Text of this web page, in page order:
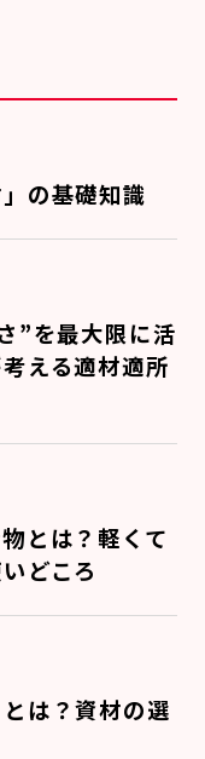
の基礎知識
”を最大限に活
える適材適所
とは？軽くて
どころ
は？資材の選